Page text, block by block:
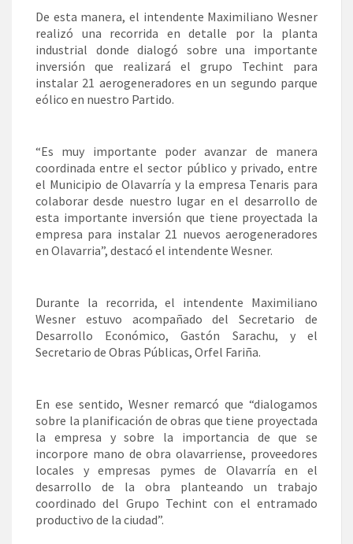
De esta manera, el intendente Maximiliano Wesner
realizó una recorrida en detalle por la planta
industrial donde dialogó sobre una importante
inversión que realizará el grupo Techint para
instalar 21 aerogeneradores en un segundo parque
eólico en nuestro Partido.
“Es muy importante poder avanzar de manera
coordinada entre el sector público y privado, entre
el Municipio de Olavarría y la empresa Tenaris para
colaborar desde nuestro lugar en el desarrollo de
esta importante inversión que tiene proyectada la
empresa para instalar 21 nuevos aerogeneradores
en Olavarria”, destacó el intendente Wesner.
Durante la recorrida, el intendente Maximiliano
Wesner estuvo acompañado del Secretario de
Desarrollo Económico, Gastón Sarachu, y el
Secretario de Obras Públicas, Orfel Fariña.
En ese sentido, Wesner remarcó que “dialogamos
sobre la planificación de obras que tiene proyectada
la empresa y sobre la importancia de que se
incorpore mano de obra olavarriense, proveedores
locales y empresas pymes de Olavarría en el
desarrollo de la obra planteando un trabajo
coordinado del Grupo Techint con el entramado
productivo de la ciudad”.